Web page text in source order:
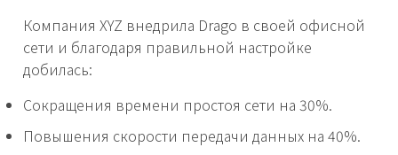
Компания XYZ внедрила Drago в своей офисной
сети и благодаря правильной настройке
добилась:
Сокращения времени простоя сети на 30%.
Повышения скорости передачи данных на 40%.